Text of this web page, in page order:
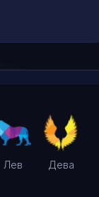
Лев Дева